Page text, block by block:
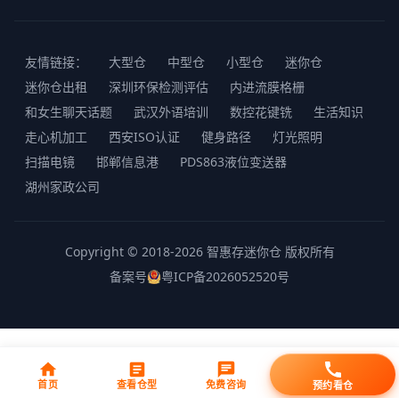
友情链接： 大型仓 中型仓 小型仓
迷你仓
迷你仓出租
深圳环保检测评估
内进流膜格栅
和女生聊天话题
武汉外语培训 数控花键铣
生活知识
走心机加工
西安ISO认证 健身路径
灯光照明
扫描电镜
邯郸信息港
PDS863液位变送器
湖州家政公司
Copyright © 2018-2026 智惠存迷你仓 版权所有
备案号
粤ICP备2026052520号
首页 查看仓型 免费咨询 预约看仓